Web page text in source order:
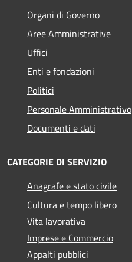
Organi di Governo
Aree Amministrative
Uffici
Enti e fondazioni
Politici
Personale Amministrativo
Documenti e dati
CATEGORIE DI SERVIZIO
Anagrafe e stato civile
Cultura e tempo libero
Vita lavorativa
Imprese e Commercio
Appalti pubblici